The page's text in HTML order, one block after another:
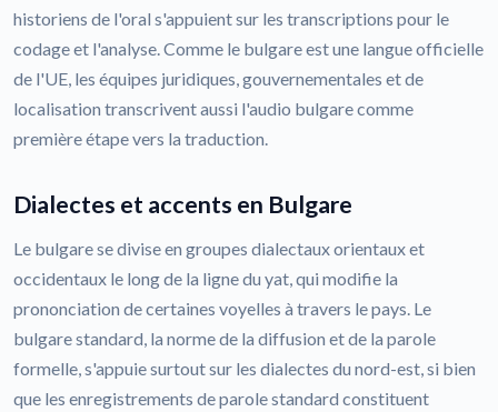
historiens de l'oral s'appuient sur les transcriptions pour le
codage et l'analyse. Comme le bulgare est une langue officielle
de l'UE, les équipes juridiques, gouvernementales et de
localisation transcrivent aussi l'audio bulgare comme
première étape vers la traduction.
Dialectes et accents en Bulgare
Le bulgare se divise en groupes dialectaux orientaux et
occidentaux le long de la ligne du yat, qui modifie la
prononciation de certaines voyelles à travers le pays. Le
bulgare standard, la norme de la diffusion et de la parole
formelle, s'appuie surtout sur les dialectes du nord-est, si bien
que les enregistrements de parole standard constituent